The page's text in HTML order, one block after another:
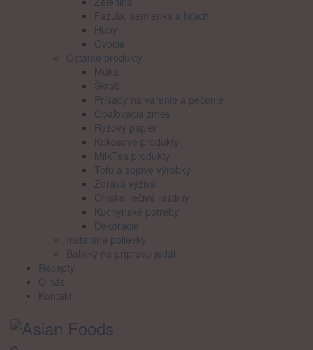
Fazuľa, semienka a hrach
Huby
Ovocie
Ostatné produkty
Múka
Škrob
Prísady na varenie a pečenie
Obaľovacia zmes
Ryžový papier
Kokosové produkty
MilkTea produkty
Tofu a sojové výrobky
Zdravá výživa
Čínske liečivé rastliny
Kuchynské potreby
Dekorácie
Instantné polievky
Balíčky na prípravu jedál
Recepty
O nás
Kontakt